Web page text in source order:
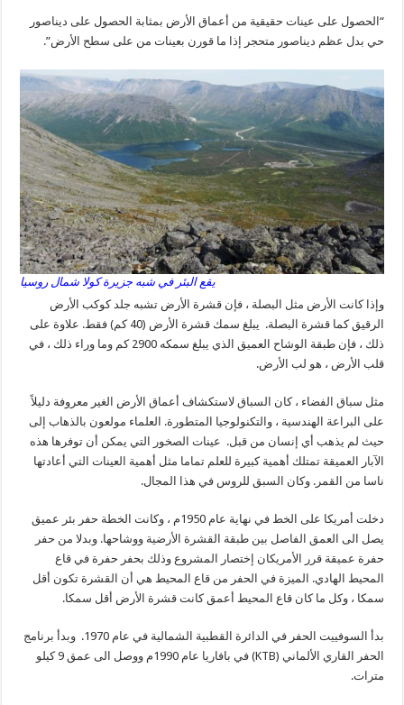
“الحصول على عينات حقيقية من أعماق الأرض بمثابة الحصول على ديناصور
حي بدل عظم ديناصور متحجر إذا ما قورن بعينات من على سطح الأرض”.
يقع البئر في شبه جزيرة كولا شمال روسيا
وإذا كانت الأرض مثل البصلة ، فإن قشرة الأرض تشبه جلد كوكب الأرض
الرقيق كما قشرة البصلة. يبلغ سمك قشرة الأرض (40 كم) فقط. علاوة على
ذلك ، فإن طبقة الوشاح العميق الذي يبلغ سمكه 2900 كم وما وراء ذلك ، في
قلب الأرض ، هو لب الأرض.
مثل سباق الفضاء ، كان السباق لاستكشاف أعماق الأرض الغير معروفة دليلاً
على البراعة الهندسية ، والتكنولوجيا المتطورة. العلماء مولعون بالذهاب إلى
حيث لم يذهب أي إنسان من قبل. عينات الصخور التي يمكن أن توفرها هذه
الآبار العميقة تمتلك أهمية كبيرة للعلم تماما مثل أهمية العينات التي أعادتها
ناسا من القمر. وكان السبق للروس في هذا المجال.
دخلت أمريكا على الخط في نهاية عام 1950م ، وكانت الخطة حفر بئر عميق
يصل الى العمق الفاصل بين طبقة القشرة الأرضية ووشاحها. وبدلا من حفر
حفرة عميقة قرر الأمريكان إختصار المشروع وذلك بحفر حفرة في قاع
المحيط الهادي. الميزة في الحفر من قاع المحيط هي أن القشرة تكون أقل
سمكا ، وكل ما كان قاع المحيط أعمق كانت قشرة الأرض أقل سمكا.
بدأ السوفييت الحفر في الدائرة القطبية الشمالية في عام 1970. وبدأ برنامج
الحفر القاري الألماني (KTB) في بافاريا عام 1990م ووصل الى عمق 9 كيلو
مترات.